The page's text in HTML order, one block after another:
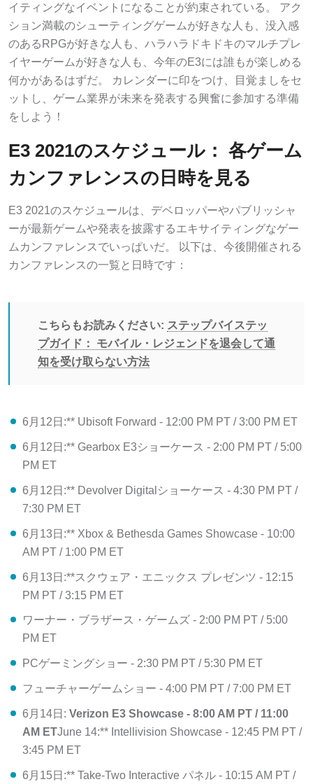
イティングなイベントになることが約束されている。 アク
ション満載のシューティングゲームが好きな人も、没入感
のあるRPGが好きな人も、ハラハラドキドキのマルチプレ
イヤーゲームが好きな人も、今年のE3には誰もが楽しめる
何かがあるはずだ。 カレンダーに印をつけ、目覚ましをセ
ットし、ゲーム業界が未来を発表する興奮に参加する準備
をしよう！
E3 2021のスケジュール： 各ゲーム
カンファレンスの日時を見る
E3 2021のスケジュールは、デベロッパーやパブリッシャ
ーが最新ゲームや発表を披露するエキサイティングなゲー
ムカンファレンスでいっぱいだ。 以下は、今後開催される
カンファレンスの一覧と日時です：
こちらもお読みください: ステップバイステッ
プガイド： モバイル・レジェンドを退会して通
知を受け取らない方法
6月12日:** Ubisoft Forward - 12:00 PM PT / 3:00 PM ET
6月12日:** Gearbox E3ショーケース - 2:00 PM PT / 5:00
PM ET
6月12日:** Devolver Digitalショーケース - 4:30 PM PT /
7:30 PM ET
6月13日:** Xbox & Bethesda Games Showcase - 10:00
AM PT / 1:00 PM ET
6月13日:**スクウェア・エニックス プレゼンツ - 12:15
PM PT / 3:15 PM ET
ワーナー・ブラザース・ゲームズ - 2:00 PM PT / 5:00
PM ET
PCゲーミングショー - 2:30 PM PT / 5:30 PM ET
フューチャーゲームショー - 4:00 PM PT / 7:00 PM ET
6月14日: Verizon E3 Showcase - 8:00 AM PT / 11:00
AM ETJune 14:** Intellivision Showcase - 12:45 PM PT /
3:45 PM ET
6月15日:** Take-Two Interactive パネル - 10:15 AM PT /